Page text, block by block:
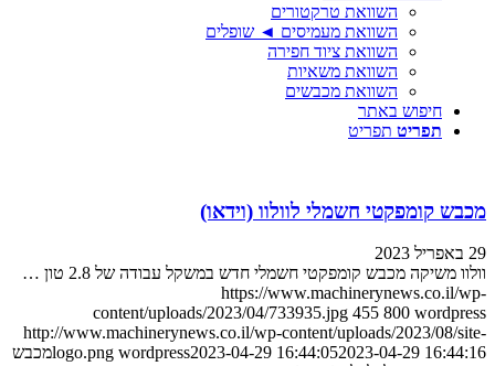
השוואת טרקטורים
השוואת מעמיסים ◄ שופלים
השוואת ציוד חפירה
השוואת משאיות
השוואת מכבשים
חיפוש באתר
תפריט תפריט
מכבש קומפקטי חשמלי לוולוו (וידאו)
29 באפריל 2023
וולוו משיקה מכבש קומפקטי חשמלי חדש במשקל עבודה של 2.8 טון …
https://www.machinerynews.co.il/wp-
content/uploads/2023/04/733935.jpg 455 800 wordpress
http://www.machinerynews.co.il/wp-content/uploads/2023/08/site-
logo.png wordpress2023-04-29 16:44:052023-04-29 16:44:16
מכבש